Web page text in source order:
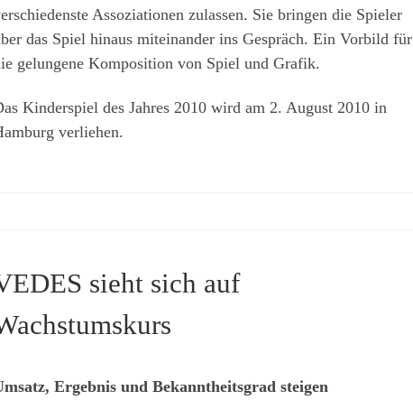
Assoziationen zulassen. Sie bringen die Spieler
das Spiel hinaus miteinander ins Gespräch. Ein Vorbild für
gelungene Komposition von Spiel und Grafik.
Kinderspiel des Jahres 2010 wird am 2. August 2010 in
verliehen.
sieht sich auf
Ergebnis und Bekanntheitsgrad steigen